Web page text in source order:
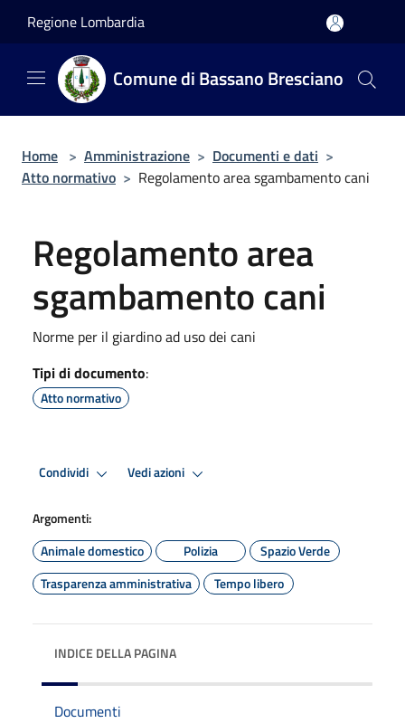
Regione Lombardia
Comune di Bassano Bresciano
Home > Amministrazione > Documenti e dati >
Atto normativo > Regolamento area sgambamento cani
Regolamento area
sgambamento cani
Norme per il giardino ad uso dei cani
Tipi di documento:
Atto normativo
Condividi Vedi azioni
Argomenti:
Animale domestico
Polizia
Spazio Verde
Trasparenza amministrativa
Tempo libero
INDICE DELLA PAGINA
Documenti